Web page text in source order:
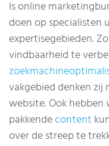
ls online
doen op specialisten
expertisegebieden.
vindbaarheid te
vakgebied denken
website. Ook hebben
pakkendecontent
over de streep te